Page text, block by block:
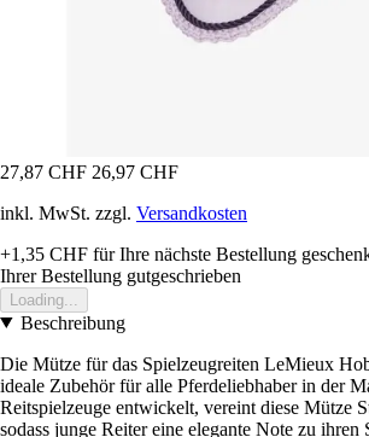
27,87 CHF 26,97 CHF
inkl. MwSt. zzgl. Versandkosten
+1,35 CHF für Ihre nächste Bestellung
Ihrer Bestellung gutgeschrieben
Loading...
Beschreibung
Die Mütze für das Spielzeugreiten LeMieux
ideale Zubehör für alle Pferdeliebhaber in der
Reitspielzeuge entwickelt, vereint diese Mütze
sodass junge Reiter eine elegante Note zu ihren